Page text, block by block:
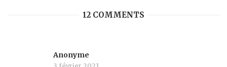
12 COMMENTS
Anonyme